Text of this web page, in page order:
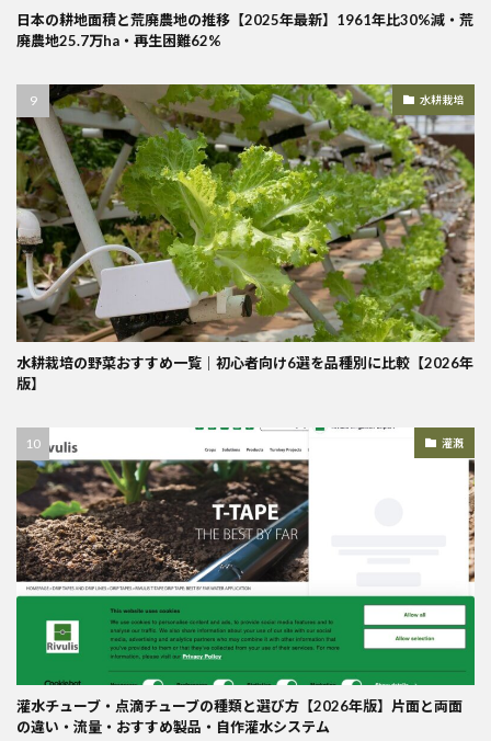
日本の耕地面積と荒廃農地の推移【2025年最新】1961年比30%減・荒
廃農地25.7万ha・再生困難62%
水耕栽培
水耕栽培の野菜おすすめ一覧｜初心者向け6選を品種別に比較【2026年
版】
灌漑
灌水チューブ・点滴チューブの種類と選び方【2026年版】片面と両面
の違い・流量・おすすめ製品・自作灌水システム